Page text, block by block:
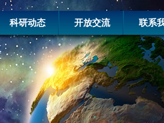
科研动态 开放交流 联系